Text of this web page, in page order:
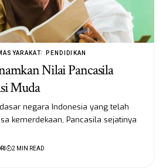
PENDIDIKAN
Nilai Pancasila
Muda
negara Indonesia yang telah
kemerdekaan, Pancasila sejatinya
2 MIN READ